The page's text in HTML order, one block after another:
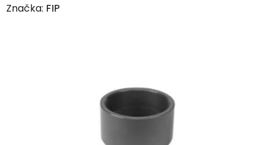
hodnocení
Značka: FIP